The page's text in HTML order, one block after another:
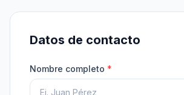
Datos de contacto
Nombre completo *